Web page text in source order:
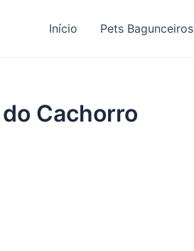
Início Pets Bagunceiros
Cachorro